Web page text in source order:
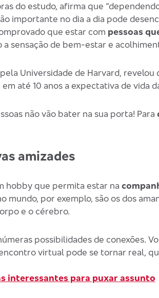
do estudo, afirma que
importante no dia a dia pode
que estar com pessoas
sensação de bem-estar e
Universidade de Harvard, revelou
até 10 anos a expectativa de vida
não vão bater na sua porta! Para
amizades
hobby que permita estar na
mundo, por exemplo, são os dos
e o cérebro.
possibilidades de conexões.
virtual pode se tornar real,
interessantes para puxar assunto